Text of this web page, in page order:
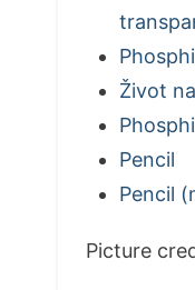
Život
Pencil
Pencil
Picture